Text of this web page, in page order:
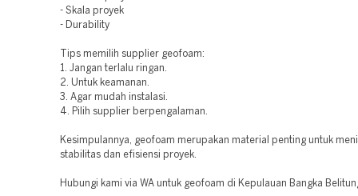
- Skala proyek
- Durability
Tips memilih supplier geofoam:
1. Jangan terlalu ringan.
2. Untuk keamanan.
3. Agar mudah instalasi.
4. Pilih supplier berpengalaman.
Kesimpulannya, geofoam merupakan material penting untuk
stabilitas dan efisiensi proyek.
Hubungi kami via WA untuk geofoam di Kepulauan Bangka